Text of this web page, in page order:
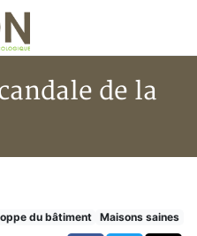
de la
de la
du bâtiment
Maisons saines